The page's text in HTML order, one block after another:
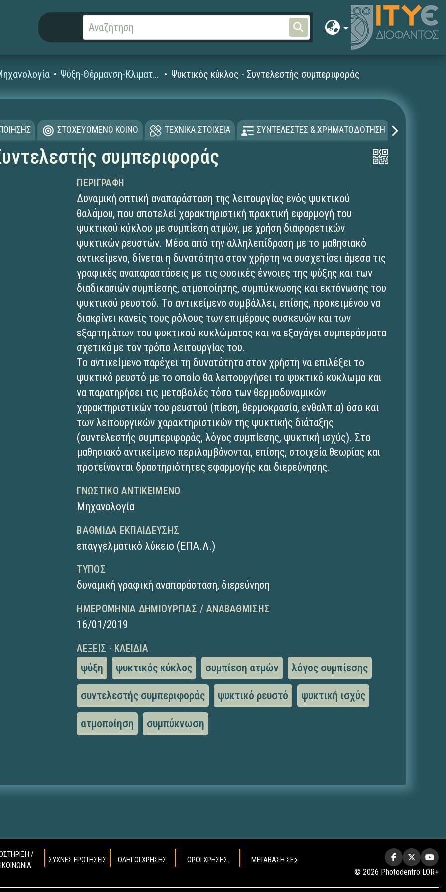
Ψύξη-Θέρμανση-Κλιματισμός Ψυκτικός κύκλος - Συντελεστής συμπεριφοράς
ΣΤΟΧΕΥΟΜΕΝΟ ΚΟΙΝΟ ΤΕΧΝΙΚΑ ΣΤΟΙΧΕΙΑ ΣΥΝΤΕΛΕΣΤΕΣ & ΧΡΗΜΑΤΟΔΟΤΗΣΗ
συμπεριφοράς
ΠΕΡΙΓΡΑΦΉ
Δυναμική οπτική αναπαράσταση της λειτουργίας ενός ψυκτικού
θαλάμου, που αποτελεί χαρακτηριστική πρακτική εφαρμογή του
ψυκτικού κύκλου με συμπίεση ατμών, με χρήση διαφορετικών
ψυκτικών ρευστών. Μέσα από την αλληλεπίδραση με το μαθησιακό
αντικείμενο, δίνεται η δυνατότητα στον χρήστη να συσχετίσει άμεσα τις
γραφικές αναπαραστάσεις με τις φυσικές έννοιες της ψύξης και των
διαδικασιών συμπίεσης, ατμοποίησης, συμπύκνωσης και εκτόνωσης του
ψυκτικού ρευστού. Το αντικείμενο συμβάλλει, επίσης, προκειμένου να
διακρίνει κανείς τους ρόλους των επιμέρους συσκευών και των
εξαρτημάτων του ψυκτικού κυκλώματος και να εξαγάγει συμπεράσματα
σχετικά με τον τρόπο λειτουργίας του.
Το αντικείμενο παρέχει τη δυνατότητα στον χρήστη να επιλέξει το
ψυκτικό ρευστό με το οποίο θα λειτουργήσει το ψυκτικό κύκλωμα και
να παρατηρήσει τις μεταβολές τόσο των θερμοδυναμικών
χαρακτηριστικών του ρευστού (πίεση, θερμοκρασία, ενθαλπία) όσο και
των λειτουργικών χαρακτηριστικών της ψυκτικής διάταξης
(συντελεστής συμπεριφοράς, λόγος συμπίεσης, ψυκτική ισχύς). Στο
μαθησιακό αντικείμενο περιλαμβάνονται, επίσης, στοιχεία θεωρίας και
προτείνονται δραστηριότητες εφαρμογής και διερεύνησης.
ΓΝΩΣΤΙΚΌ ΑΝΤΙΚΕΊΜΕΝΟ
Μηχανολογία
ΒΑΘΜΊΔΑ ΕΚΠΑΊΔΕΥΣΗΣ
επαγγελματικό λύκειο (ΕΠΑ.Λ.)
ΤΎΠΟΣ
δυναμική γραφική αναπαράσταση, διερεύνηση
ΗΜΕΡΟΜΗΝΊΑ ΔΗΜΙΟΥΡΓΊΑΣ / ΑΝΑΒΆΘΜΙΣΗΣ
16/01/2019
ΛΈΞΕΙΣ - ΚΛΕΙΔΙΆ
ψύξη ψυκτικός κύκλος συμπίεση ατμών λόγος συμπίεσης
συντελεστής συμπεριφοράς ψυκτικό ρευστό ψυκτική ισχύς
ατμοποίηση συμπύκνωση
/
ΣΥΧΝΕΣ ΕΡΩΤΗΣΕΙΣ ΟΔΗΓΟΙ ΧΡΗΣΗΣ ΟΡΟΙ ΧΡΗΣΗΣ ΜΕΤΑΒΑΣΗ ΣΕ
© 2026 Photodentro LOR+